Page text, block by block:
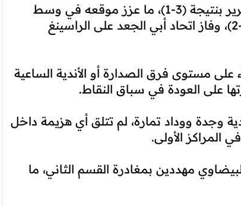
كما تغلب الشباب الرياضي السالمي على شباب بن جرير بنتيجة (3-1)، ما عزز موقعه في وسط
الترتيب، بينما تعادل وداد فاس مع مولودية وجدة (2-2)، وفاز اتحاد أبي الجعد على الراسينغ
القوي سواء على مستوى فرق الصدارة أو الأندية الساعية
على العودة في سباق النقاط.
وجدة ووداد تمارة، لم تتلق أي هزيمة داخل
المراكز الأولى.
مهددين بمغادرة القسم الثاني، ما